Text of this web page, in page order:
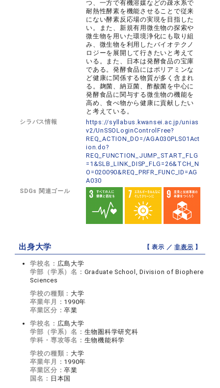
つ、一方で有機溶媒などの疎水系で
耐熱性酵素を機能させることで従来
にない酵素反応場の実現を目指した
い。また、新規有用微生物の探索や
微生物を用いた環境浄化にも取り組
み、微生物を利用したバイオテクノ
ロジーを展開して行きたいと考えて
いる。また、日本は発酵食品の宝庫
である。発酵食品にはポリアミンな
ど健康に関係する物質が多く含まれ
る。麹菌、納豆菌、酢酸菌を中心に
発酵食品に関与する微生物の機能を
高め、食べ物から健康に貢献したい
と考えている。
シラバス情報
https://syllabus.kwansei.ac.jp/unias
v2/UnSSOLoginControlFree?
REQ_ACTION_DO=/AGA030PLS01Act
ion.do?
REQ_FUNCTION_JUMP_START_FLG
=1&SLB_LINK_DISP_FLG=26&TCH_N
O=020090&REQ_PRFR_FUNC_ID=AG
A030
SDGs 関連ゴール
出身大学 【 表示 ／非表示 】
学校名： 広島大学
学部（学系）名： Graduate School, Division of Biophere
Sciences
学校の種類： 大学
卒業年月： 1990年
卒業区分：卒業
学校名： 広島大学
学部（学系）名： 生物圏科学研究科
学科・専攻等名： 生物機能科学
学校の種類： 大学
卒業年月： 1990年
卒業区分：卒業
国名： 日本国